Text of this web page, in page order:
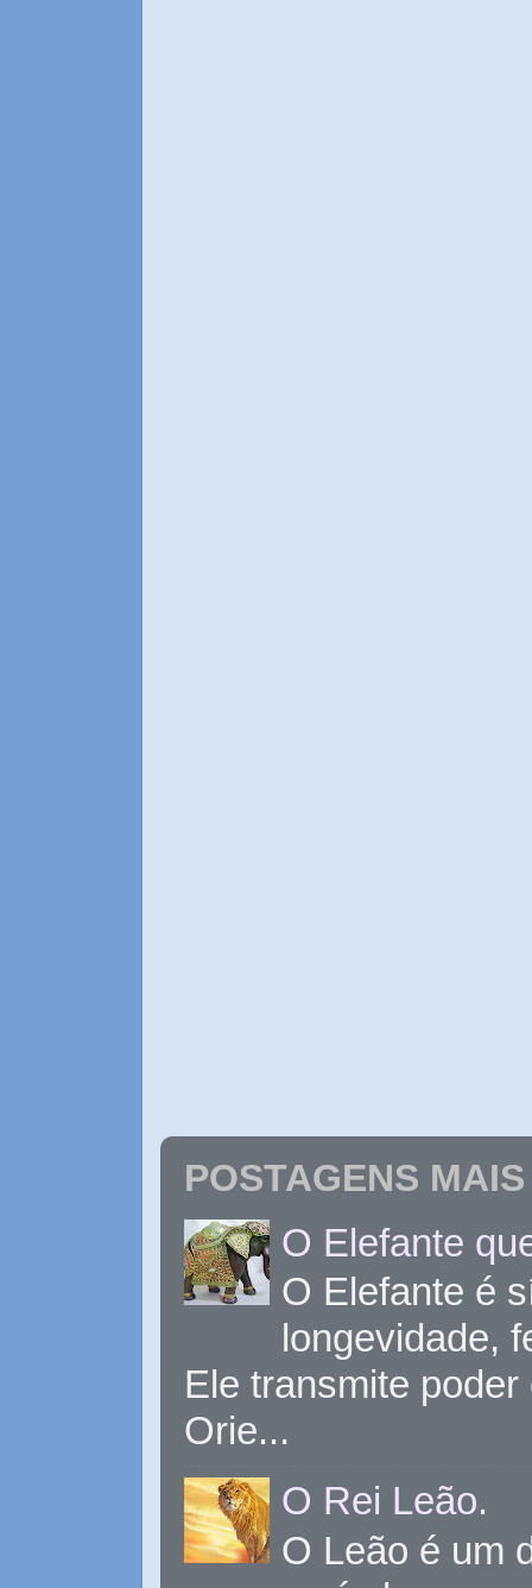
POSTAGENS
O Elefante
O Elefante é
longevidade,
Ele transmite
Orie...
O Rei Leão.
O Leão é um